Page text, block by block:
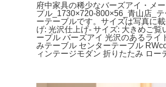
府中家具の稀少なバーズアイ・メ
プル_1730×720-800×56_青山店_
ーテーブルです。サイズは写真に
げ: 光沢仕上げ- サイズ: 大きめご
ープル バーズアイ 光沢のあるラ
みテーブル センターテーブル
ィンテージモダン 折りたたみ ロー